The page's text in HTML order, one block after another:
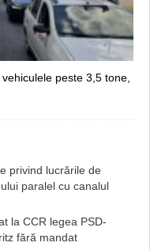
peste 3,5 tone,
privind lucrările de
paralel cu canalul
la CCR legea PSD-
fără mandat